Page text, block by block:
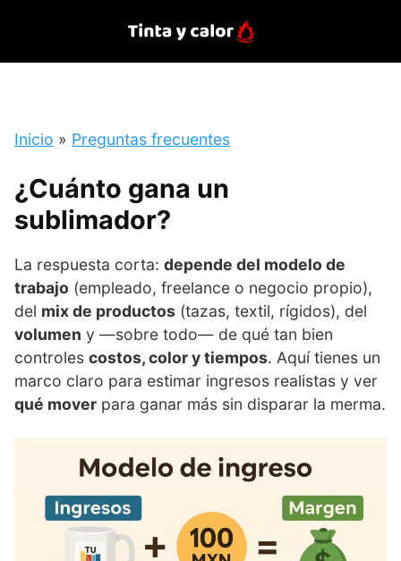
Inicio » Preguntas frecuentes
¿Cuánto gana un
sublimador?
La respuesta corta: depende del modelo de
trabajo (empleado, freelance o negocio propio),
del mix de productos (tazas, textil, rígidos), del
volumen y —sobre todo— de qué tan bien
controles costos, color y tiempos. Aquí tienes un
marco claro para estimar ingresos realistas y ver
qué mover para ganar más sin disparar la merma.